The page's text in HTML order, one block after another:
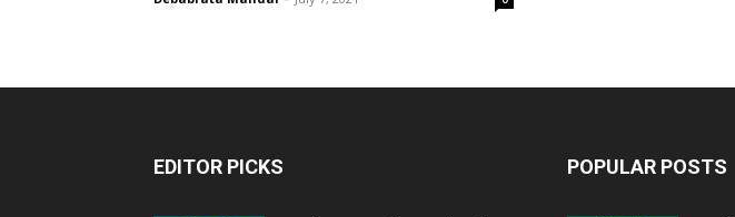
EDITOR PICKS POPULAR POSTS